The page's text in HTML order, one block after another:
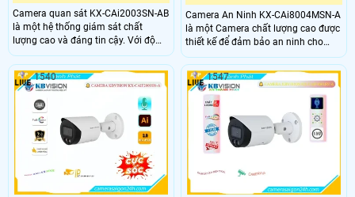
Camera quan sát KX-CAi2003SN-AB
là một hệ thống giám sát chất
lượng cao và đáng tin cậy. Với độ
phân giải Full HD, nó cung cấp hình
ảnh sắc nét và chi tiết. Thiết kế nhỏ
gọn và dễ dàng lắp đặt, camera này
phù hợp cho việc giám sát nhà ở,
văn phòng, cửa hàng, nhà trẻ và
nhiều nơi khác
Camera An Ninh KX-CAi8004MSN-A
là một Camera chất lượng cao được
thiết kế để đảm bảo an ninh cho
ngôi nhà, văn phòng hoặc bất kỳ
không gian nào khác với độ phân
giải cao và công nghệ hình ảnh tiên
tiến camera giúp ghi lại hình ảnh
sắc nét và rõ ràng trong mọi hoàn
cảnh
1540 1547